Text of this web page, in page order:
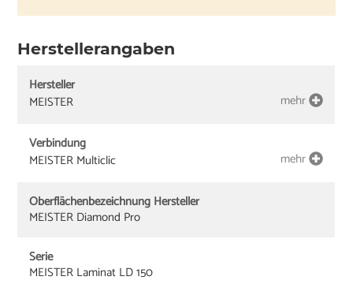
Herstellerangaben
Hersteller
MEISTER
mehr
Verbindung
MEISTER Multiclic
mehr
Oberflächenbezeichnung Hersteller
MEISTER Diamond Pro
Serie
MEISTER Laminat LD 150